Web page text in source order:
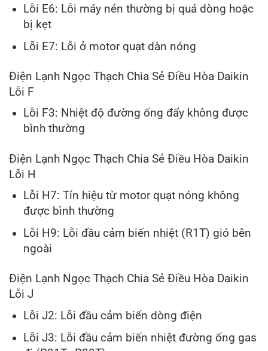
Lỗi E6: Lỗi máy nén thường bị quá dòng hoặc
bị kẹt
Lỗi E7: Lỗi ở motor quạt dàn nóng
Điện Lạnh Ngọc Thạch Chia Sẻ Điều Hòa Daikin
Lỗi F
Lỗi F3: Nhiệt độ đường ống đẩy không được
bình thường
Điện Lạnh Ngọc Thạch Chia Sẻ Điều Hòa Daikin
Lỗi H
Lỗi H7: Tín hiệu từ motor quạt nóng không
được bình thường
Lỗi H9: Lỗi đầu cảm biến nhiệt (R1T) gió bên
ngoài
Điện Lạnh Ngọc Thạch Chia Sẻ Điều Hòa Daikin
Lỗi J
Lỗi J2: Lỗi đầu cảm biến dòng điện
Lỗi J3: Lỗi đầu cảm biến nhiệt đường ống gas